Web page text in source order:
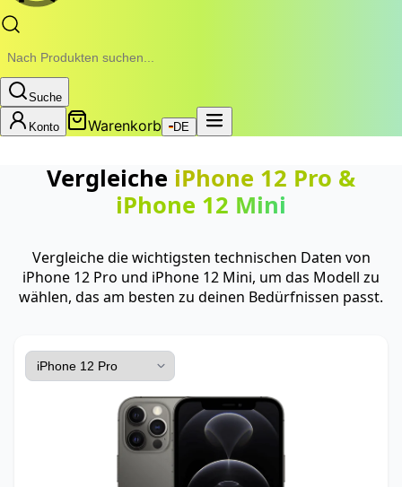
Suche
Konto Warenkorb DE
Vergleiche iPhone 12 Pro &
iPhone 12 Mini
Vergleiche die wichtigsten technischen Daten von
iPhone 12 Pro und iPhone 12 Mini, um das Modell zu
wählen, das am besten zu deinen Bedürfnissen passt.